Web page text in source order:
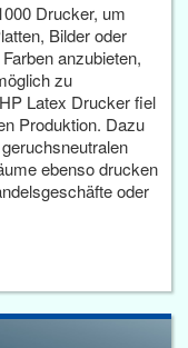
Drucker, um
Bilder oder
anzubieten,
zu
Latex Drucker fiel
Produktion. Dazu
ebenso drucken
oder